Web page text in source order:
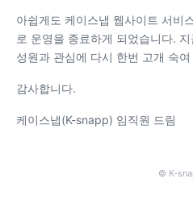
아쉽게도 케이스냅 웹사이트 서비
로 운영을 종료하게 되었습니다.
성원과 관심에 다시 한번 고개 숙
감사합니다.
케이스냅(K-snapp) 임직원 드림
© K-